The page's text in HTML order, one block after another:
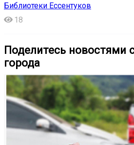
Библиотеки Ессентуков
18
Поделитесь новостями
города